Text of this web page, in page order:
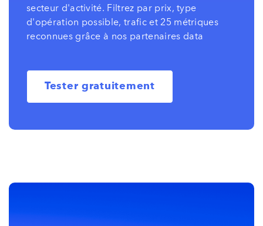
secteur d'activité. Filtrez par prix, type
d'opération possible, trafic et 25 métriques
reconnues grâce à nos partenaires data
Tester gratuitement